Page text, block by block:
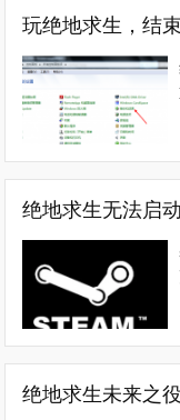
玩绝地求生，结
绝地求生无法启动
绝地求生未来之